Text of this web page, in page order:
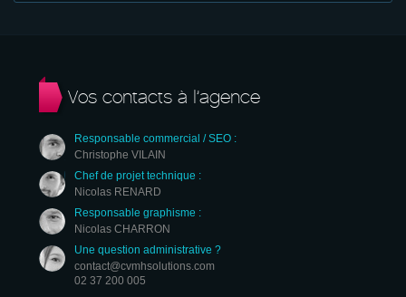
Vos contacts à l’agence
Responsable commercial / SEO :
Christophe VILAIN
Chef de projet technique :
Nicolas RENARD
Responsable graphisme :
Nicolas CHARRON
Une question administrative ?
contact@cvmhsolutions.com
02 37 200 005